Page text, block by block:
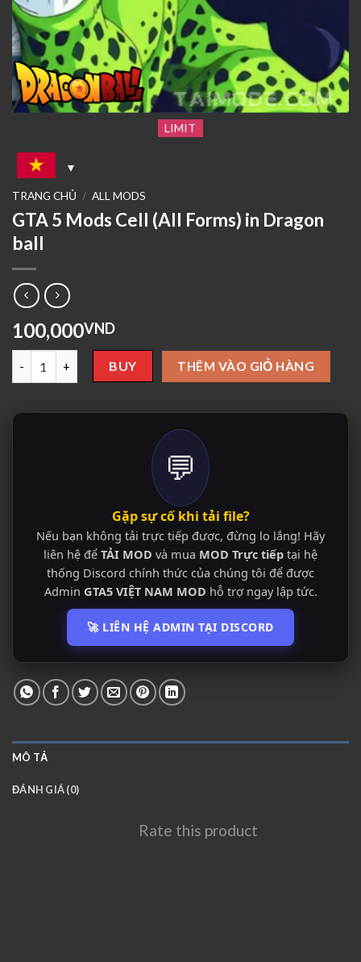
LIMIT
TRANG CHỦ / ALL MODS
GTA 5 Mods Cell (All Forms) in Dragon
ball
100,000VND
GTA 5 Mods Cell (All Forms) in Dragon ball số lượng
BUY THÊM VÀO GIỎ HÀNG
💬
Gặp sự cố khi tải file?
Nếu bạn không tải trực tiếp được, đừng lo lắng! Hãy
liên hệ để TẢI MOD và mua MOD Trực tiếp tại hệ
thống Discord chính thức của chúng tôi để được
Admin GTA5 VIỆT NAM MOD hỗ trợ ngay lập tức.
🚀 LIÊN HỆ ADMIN TẠI DISCORD
MÔ TẢ
ĐÁNH GIÁ (0)
Rate this product